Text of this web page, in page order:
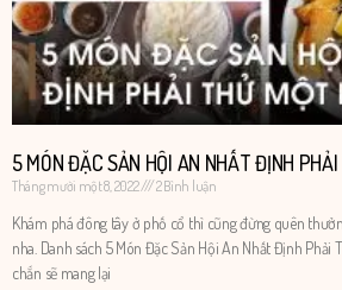
5 MÓN ĐẶC SẢN HỘI AN NHẤT ĐỊNH
Tháng mười một 8, 2022 2 Bình luận
Khám phá đông tây ở phố cổ thì cũng đừng quên
nha. Danh sách 5 Món Đặc Sản Hội An Nhất Định Phải
chắn sẽ mang lại